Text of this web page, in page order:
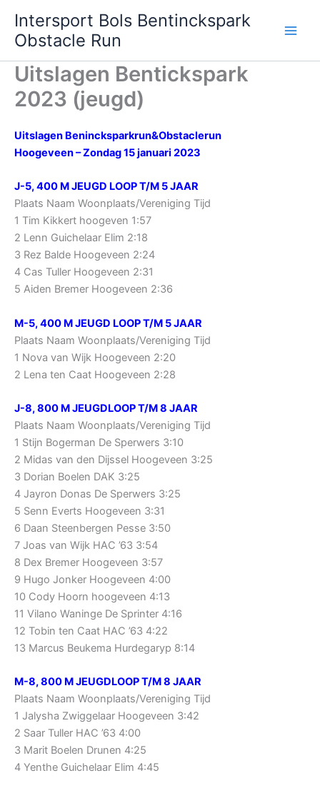
naar
inhoud
Intersport Bols Bentinckspark
Obstacle Run
Uitslagen Bentickspark
2023 (jeugd)
Uitslagen Benincksparkrun&Obstaclerun
Hoogeveen – Zondag 15 januari 2023
J-5, 400 M JEUGD LOOP T/M 5 JAAR
Plaats Naam Woonplaats/Vereniging Tijd
1 Tim Kikkert hoogeven 1:57
2 Lenn Guichelaar Elim 2:18
3 Rez Balde Hoogeveen 2:24
4 Cas Tuller Hoogeveen 2:31
5 Aiden Bremer Hoogeveen 2:36
M-5, 400 M JEUGD LOOP T/M 5 JAAR
Plaats Naam Woonplaats/Vereniging Tijd
1 Nova van Wijk Hoogeveen 2:20
2 Lena ten Caat Hoogeveen 2:28
J-8, 800 M JEUGDLOOP T/M 8 JAAR
Plaats Naam Woonplaats/Vereniging Tijd
1 Stijn Bogerman De Sperwers 3:10
2 Midas van den Dijssel Hoogeveen 3:25
3 Dorian Boelen DAK 3:25
4 Jayron Donas De Sperwers 3:25
5 Senn Everts Hoogeveen 3:31
6 Daan Steenbergen Pesse 3:50
7 Joas van Wijk HAC ’63 3:54
8 Dex Bremer Hoogeveen 3:57
9 Hugo Jonker Hoogeveen 4:00
10 Cody Hoorn hoogeveen 4:13
11 Vilano Waninge De Sprinter 4:16
12 Tobin ten Caat HAC ’63 4:22
13 Marcus Beukema Hurdegaryp 8:14
M-8, 800 M JEUGDLOOP T/M 8 JAAR
Plaats Naam Woonplaats/Vereniging Tijd
1 Jalysha Zwiggelaar Hoogeveen 3:42
2 Saar Tuller HAC ’63 4:00
3 Marit Boelen Drunen 4:25
4 Yenthe Guichelaar Elim 4:45